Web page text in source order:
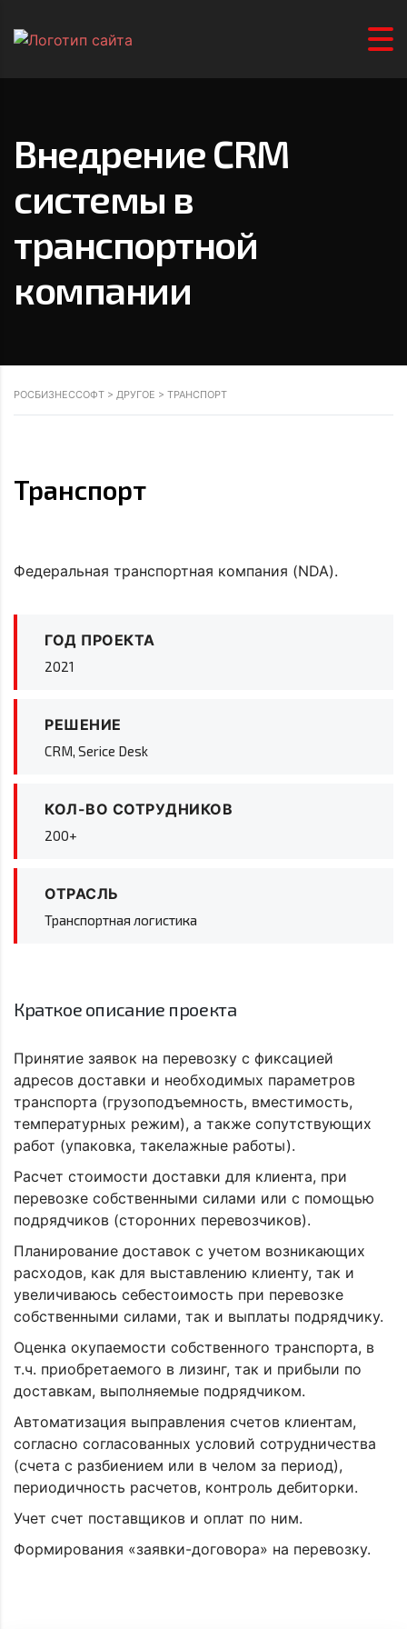
Внедрение CRM
системы в
транспортной
компании
РОСБИЗНЕССОФТ > ДРУГОЕ > ТРАНСПОРТ
Транспорт
Федеральная транспортная компания (NDA).
ГОД ПРОЕКТА
2021
РЕШЕНИЕ
CRM, Serice Desk
КОЛ-ВО СОТРУДНИКОВ
200+
ОТРАСЛЬ
Транспортная логистика
Краткое описание проекта
Принятие заявок на перевозку с фиксацией
адресов доставки и необходимых параметров
транспорта (грузоподъемность, вместимость,
температурных режим), а также сопутствующих
работ (упаковка, такелажные работы).
Расчет стоимости доставки для клиента, при
перевозке собственными силами или с помощью
подрядчиков (сторонних перевозчиков).
Планирование доставок с учетом возникающих
расходов, как для выставлению клиенту, так и
увеличиваюсь себестоимость при перевозке
собственными силами, так и выплаты подрядчику.
Оценка окупаемости собственного транспорта, в
т.ч. приобретаемого в лизинг, так и прибыли по
доставкам, выполняемые подрядчиком.
Автоматизация выправления счетов клиентам,
согласно согласованных условий сотрудничества
(счета с разбиением или в челом за период),
периодичность расчетов, контроль дебиторки.
Учет счет поставщиков и оплат по ним.
Формирования «заявки-договора» на перевозку.